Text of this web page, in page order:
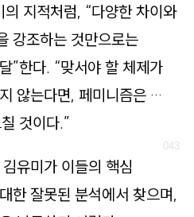
지적처럼, “다양한 차이와
강조하는 것만으로는
”한다. “맞서야 할 체제가
않는다면, 페미니즘은 …
것이다.”
유미가 이들의 핵심
한 잘못된 분석에서 찾으며,